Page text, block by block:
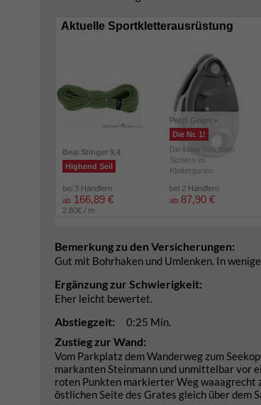
Aktuelle Sportkletterausrüstung
Beal Stinger 9,4
Highend Seil
bei 3 Händlern
ab 166,89 €
2.80€ / m
Petzl Grigri +
Die Nr. 1!
Die klare No1 beim
Sichern im
Klettergarten
bei 2 Händlern
ab 87,90 €
Bemerkung zu den Versicherungen:
Gut mit Bohrhaken und Umlenken. In
Ergänzung zur Schwierigkeit:
Eher leicht bewertet.
Abstiegzeit: 0:25 Min.
Zustieg zur Wand:
Vom Parkplatz dem Wanderweg zum
markanten Steinmann und unmittelbar vor
roten Punkten markierter Weg waaagrecht
östlichen Seite des Grates gleich über dem